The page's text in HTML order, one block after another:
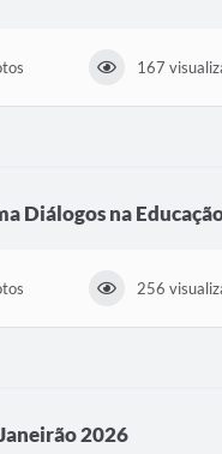
167
Diálogos na
256
2026